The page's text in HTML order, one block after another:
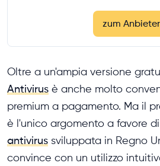
zum Anbieter
Oltre a un'ampia versione
Antivirus è anche molto
premium a pagamento. Ma il
è l'unico argomento a favore
antivirus sviluppata in Regno
convince con un utilizzo